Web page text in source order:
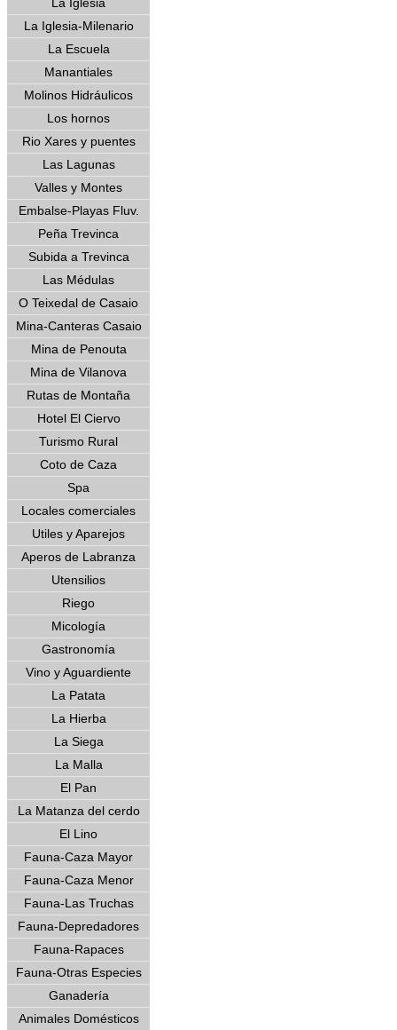
La Iglesia-Milenario
La Escuela
Manantiales
Molinos Hidráulicos
Los hornos
Rio Xares y puentes
Las Lagunas
Valles y Montes
Embalse-Playas Fluv.
Peña Trevinca
Subida a Trevinca
Las Médulas
O Teixedal de Casaio
Mina-Canteras Casaio
Mina de Penouta
Mina de Vilanova
Rutas de Montaña
Hotel El Ciervo
Turismo Rural
Coto de Caza
Spa
Locales comerciales
Utiles y Aparejos
Aperos de Labranza
Utensilios
Riego
Micología
Gastronomía
Vino y Aguardiente
La Patata
La Hierba
La Siega
La Malla
El Pan
La Matanza del cerdo
El Lino
Fauna-Caza Mayor
Fauna-Caza Menor
Fauna-Las Truchas
Fauna-Depredadores
Fauna-Rapaces
Fauna-Otras Especies
Ganadería
Animales Domésticos